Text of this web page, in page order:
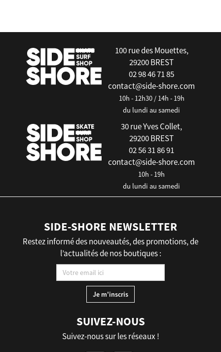
100 rue des Mouettes,
29200 BREST
02 98 46 71 85
contact@side-shore.com
10h - 12h30 / 14h - 19h
du lundi au samedi
30 rue Yves Collet,
29200 BREST
02 56 31 86 91
contact@side-shore.com
10h - 19h
du lundi au samedi
SIDE-SHORE NEWSLETTER
Restez informé des nouveautés, des promotions, de
l’actualités de nos boutiques :
SUIVEZ-NOUS
Suivez-nous sur les réseaux !